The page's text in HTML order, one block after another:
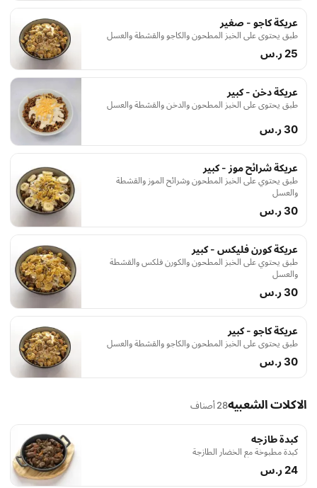
عريكة كاجو - صغير
طبق يحتوي على الخبز المطحون والكاجو والقشطة والعسل
25 ر.س
عريكة دخن - كبير
طبق يحتوي على الخبز المطحون والدخن والقشطة والعسل
30 ر.س
عريكة شرائح موز - كبير
طبق يحتوي على الخبز المطحون وشرائح الموز والقشطة
والعسل
30 ر.س
عريكة كورن فليكس - كبير
طبق يحتوي على الخبز المطحون والكورن فلكس والقشطة
والعسل
30 ر.س
عريكة كاجو - كبير
طبق يحتوي على الخبز المطحون والكاجو والقشطة والعسل
30 ر.س
الاكلات الشعبيه28 أصناف
كبدة طازجه
كبدة مطبوخة مع الخضار الطازجة
24 ر.س